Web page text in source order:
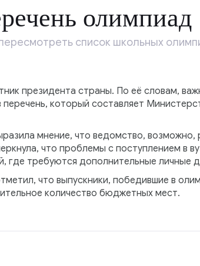
олимпиад
список школьных
президента страны. По её словам,
который составляет
мнение, что ведомство,
что проблемы с поступлением в
где требуются дополнительные личные
что выпускники, победившие в
количество бюджетных мест.